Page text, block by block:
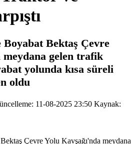
Boyabat Bektaş Çevre
meydana gelen trafik
yolunda kısa süreli
oldu
11-08-2025 23:50 Kaynak: